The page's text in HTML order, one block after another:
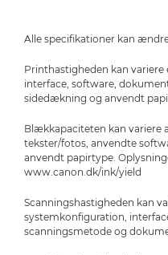
Alle specifikationer kan
Printhastigheden kan
interface, software,
sidedækning og anvendt
Blækkapaciteten kan variere
tekster/fotos, anvendte
anvendt papirtype.
www.canon.dk/ink/yield
Scanningshastigheden kan
systemkonfiguration,
scanningsmetode og